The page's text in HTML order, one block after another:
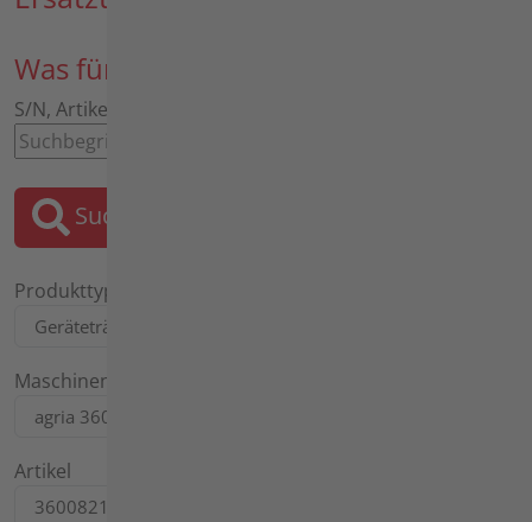
Was für ein Ersatzteil suchen Sie?
S/N, Artikel, Bezeichnung, Motor, Tafel
Suchen
Produkttyp
Maschinentyp
Artikel